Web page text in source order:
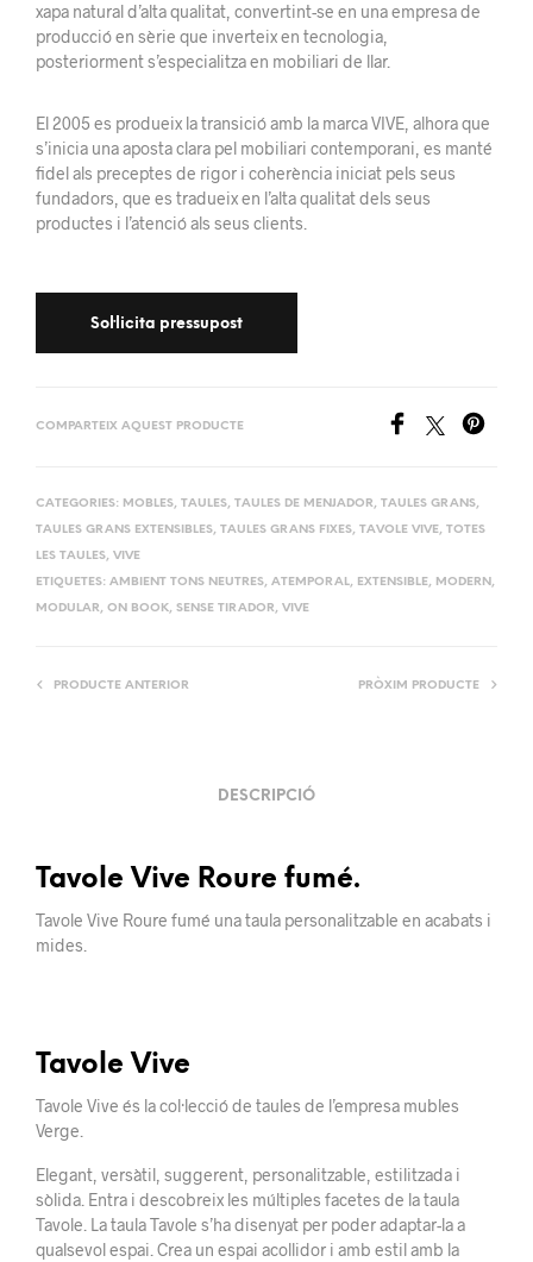
xapa natural d’alta qualitat, convertint-se en una empresa de
producció en sèrie que inverteixen tecnologia,
posteriorment s’especialitza en mobiliari de llar.
El 2005 es produeix latransició amb la marca VIVE, alhora que
s’inicia una aposta clara pel mobiliari contemporani, es manté
fidel als preceptes de rigor i coherència iniciat pels seus
fundadors, que es tradueixen l’altaqualitat dels seus
productes i l’atenció als seus clients.
COMPARTEIX AQUEST PRODUCTE
CATEGORIES: MOBLES, TAULES, TAULES DE MENJADOR, TAULES GRANS,
TAULES GRANS EXTENSIBLES, TAULES GRANS FIXES, TAVOLE VIVE, TOTES
LES TAULES, VIVE
ETIQUETES: AMBIENT TONS NEUTRES, ATEMPORAL, EXTENSIBLE, MODERN ,
MODULAR, ON BOOK, SENSE TIRADOR, VIVE
PRODUCTE ANTERIOR PRÒXIM PRODUCTE
DESCRIPCIÓ
Tavole Vive Roure fumé.
Tavole Vive Roure fumé una taula personalitzable en acabats i
mides.
Tavole Vive
Tavole Vive és la col·lecció de taules de l’empresa mubles
Verge.
Elegant, versàtil, suggerent, personalitzable, estilitzada i
sòlida. Entra i descobreix les múltiples facetes de lataula
Tavole . La taula Tavole s’ha disenyat per poder adaptar-la a
qualsevol espai. Crea un espai acollidor i amb estil amb la